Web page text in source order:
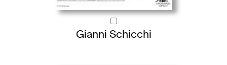
Gianni Schicchi